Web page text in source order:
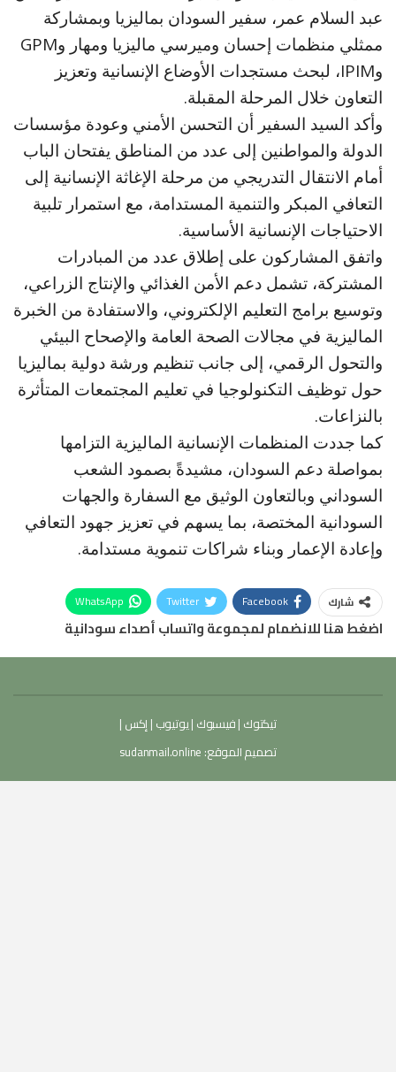
عبد السلام عمر، سفير السودان بماليزيا وبمشاركة
ممثلي منظمات إحسان وميرسي ماليزيا ومهار وGPM
وIPIM، لبحث مستجدات الأوضاع الإنسانية وتعزيز
التعاون خلال المرحلة المقبلة.
وأكد السيد السفير أن التحسن الأمني وعودة مؤسسات
الدولة والمواطنين إلى عدد من المناطق يفتحان الباب
أمام الانتقال التدريجي من مرحلة الإغاثة الإنسانية إلى
التعافي المبكر والتنمية المستدامة، مع استمرار تلبية
الاحتياجات الإنسانية الأساسية.
واتفق المشاركون على إطلاق عدد من المبادرات
المشتركة، تشمل دعم الأمن الغذائي والإنتاج الزراعي،
وتوسيع برامج التعليم الإلكتروني، والاستفادة من الخبرة
الماليزية في مجالات الصحة العامة والإصحاح البيئي
والتحول الرقمي، إلى جانب تنظيم ورشة دولية بماليزيا
حول توظيف التكنولوجيا في تعليم المجتمعات المتأثرة
بالنزاعات.
كما جددت المنظمات الإنسانية الماليزية التزامها
بمواصلة دعم السودان، مشيدةً بصمود الشعب
السوداني وبالتعاون الوثيق مع السفارة والجهات
السودانية المختصة، بما يسهم في تعزيز جهود التعافي
وإعادة الإعمار وبناء شراكات تنموية مستدامة.
شارك Facebook
Twitter
WhatsApp
اضغط هنا للانضمام لمجموعة واتساب أصداء سودانية
تيكتوك |فيسبوك |يوتيوب | إكس |
تصميم الموقع: sudanmail.online